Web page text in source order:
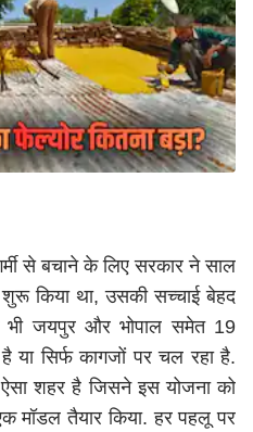
से बचाने के लिए सरकार ने साल
किया था, उसकी सच्चाई बेहद
भी जयपुर और भोपाल समेत 19
या सिर्फ कागजों पर चल रहा है.
शहर है जिसने इस योजना को
मॉडल तैयार किया. हर पहलू पर